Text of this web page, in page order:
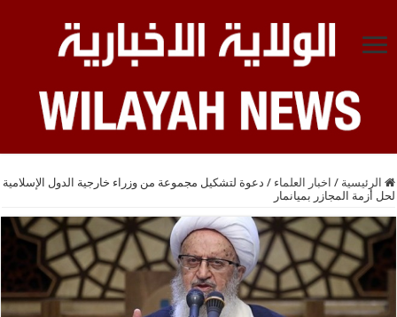
الرئيسية / اخبار العلماء / دعوة لتشكيل مجموعة من وزراء خارجية الدول الإسلامية
لحل أزمة المجازر بميانمار